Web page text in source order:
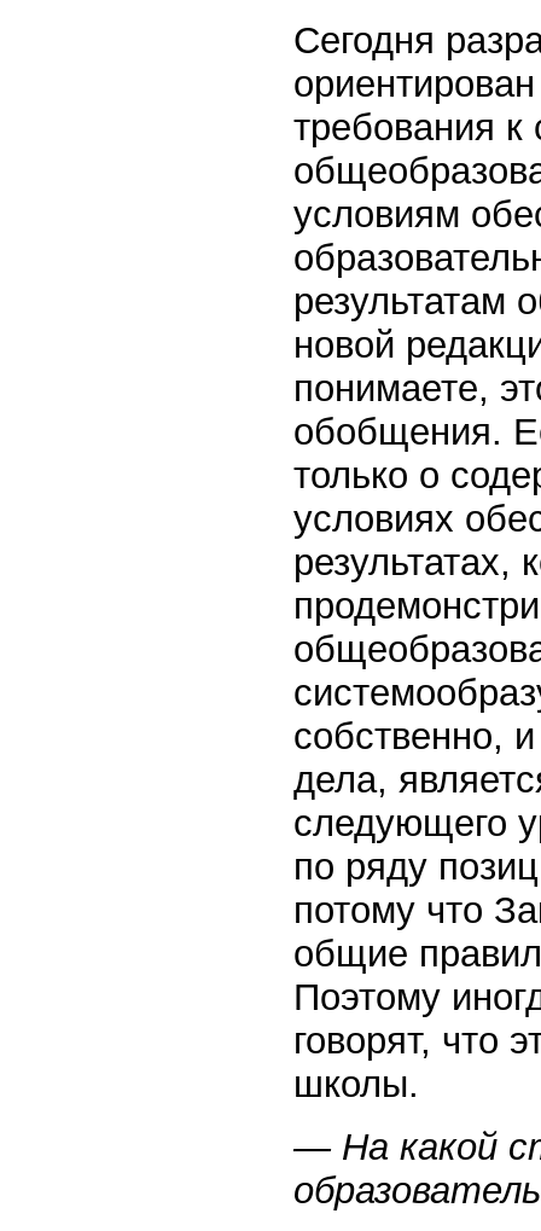
Сегодня
требования к
условиям
результатам
новой
понимаете,
обобщения.
только о
условиях
собственно,
дела,
следующего
по ряду
потому что
общие
Поэтому
говорят, что
школы.
— На какой